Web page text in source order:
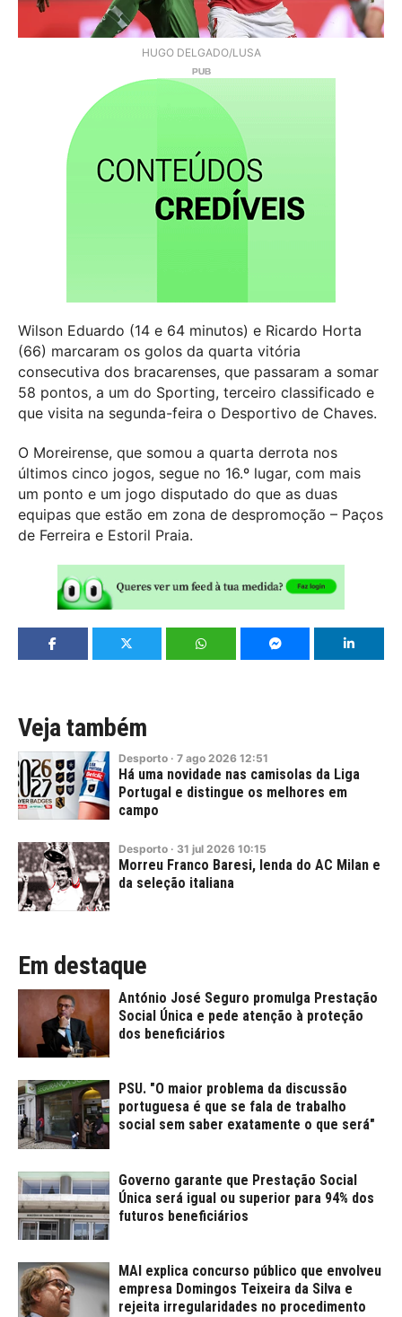
HUGO DELGADO/LUSA
Wilson Eduardo (14 e 64 minutos) e Ricardo Horta
(66) marcaram os golos da quarta vitória
consecutiva dos bracarenses, que passaram a somar
58 pontos, a um do Sporting, terceiro classificado e
que visita na segunda-feira o Desportivo de Chaves.
O Moreirense, que somou a quarta derrota nos
últimos cinco jogos, segue no 16.º lugar, com mais
um ponto e um jogo disputado do que as duas
equipas que estão em zona de despromoção – Paços
de Ferreira e Estoril Praia.
Veja também
Desporto · 7 ago 2026 12:51
Há uma novidade nas camisolas da Liga
Portugal e distingue os melhores em
campo
Desporto · 31 jul 2026 10:15
Morreu Franco Baresi, lenda do AC Milan e
da seleção italiana
Em destaque
António José Seguro promulga Prestação
Social Única e pede atenção à proteção
dos beneficiários
PSU. "O maior problema da discussão
portuguesa é que se fala de trabalho
social sem saber exatamente o que será"
Governo garante que Prestação Social
Única será igual ou superior para 94% dos
futuros beneficiários
MAI explica concurso público que envolveu
empresa Domingos Teixeira da Silva e
rejeita irregularidades no procedimento